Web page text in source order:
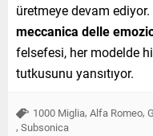
üretmeye devam ediyor.
meccanica delle
felsefesi, her modelde
tutkusunu yansıtıyor.
1000 Miglia, Alfa Romeo,
, Subsonica